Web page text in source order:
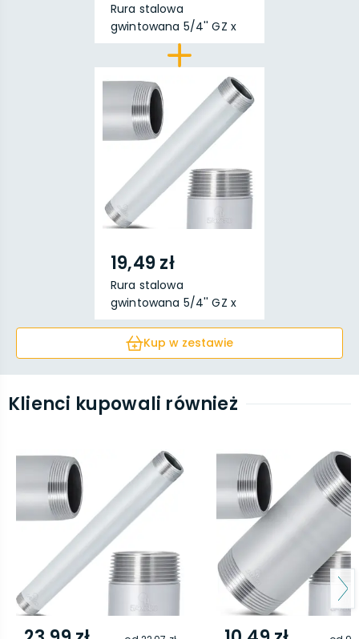
Rura stalowa
gwintowana 5/4'' GZ x
5/4''...
19,49 zł
Rura stalowa
gwintowana 5/4'' GZ x
5/4''...
Kup w zestawie
Klienci kupowali również